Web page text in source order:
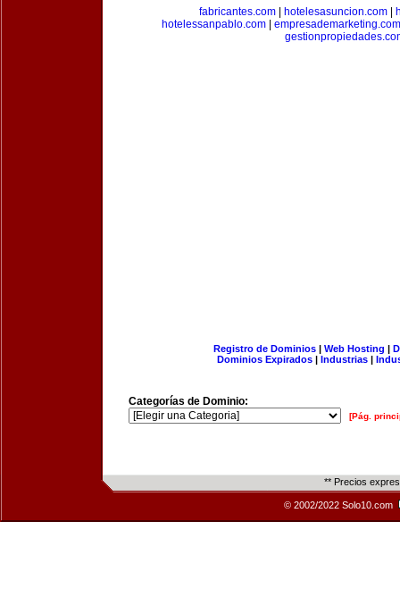
fabricantes.com
hotelesasuncion.com
hotelessanpablo.com| empresademarketing.com
Registro de Dominios| Web Hosting |
Dominios Expirados | Industrias |
Categorías de Dominio:
[Pág.
** Precios
© 2002/2022 Solo10.com